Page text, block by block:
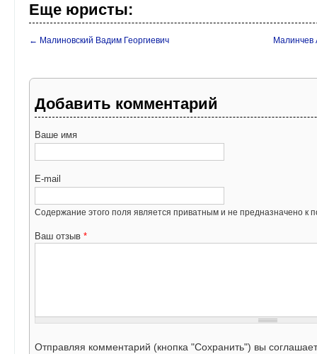
Еще юристы:
← Малиновский Вадим Георгиевич Малинчев
Добавить комментарий
Ваше имя
E-mail
Содержание этого поля является приватным и не предназначено к
Ваш отзыв *
Отправляя комментарий (кнопка "Сохранить") вы